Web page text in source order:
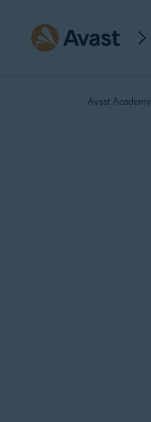
Avast Academy